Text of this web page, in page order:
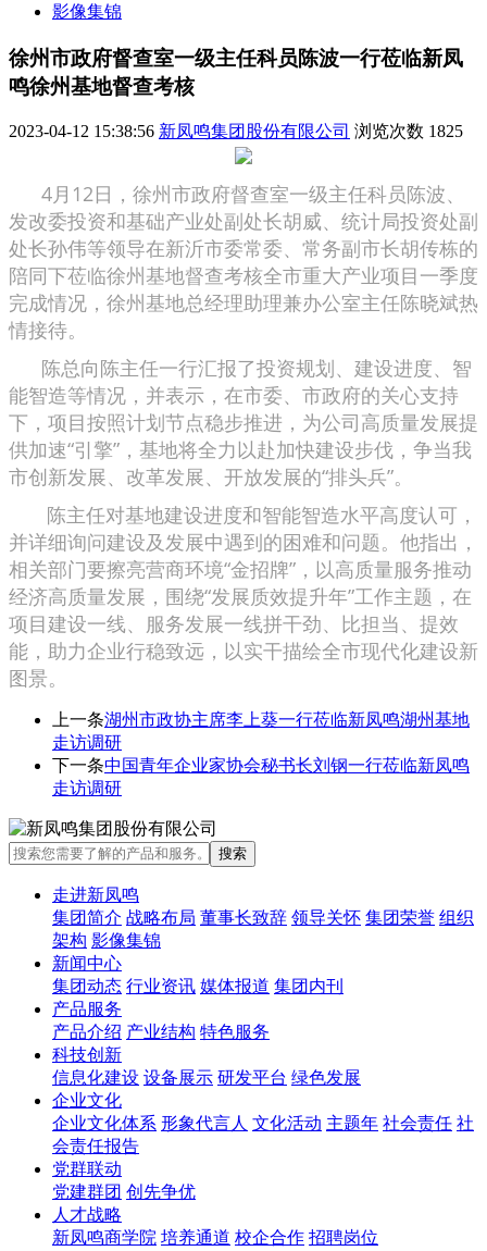
影像集锦
徐州市政府督查室一级主任科员陈波一行莅临新凤
鸣徐州基地督查考核
2023-04-12 15:38:56 新凤鸣集团股份有限公司 浏览次数 1825
4月12日，徐州市政府督查室一级主任科员陈波、
发改委投资和基础产业处副处长胡威、统计局投资处副
处长孙伟等领导在新沂市委常委、常务副市长胡传栋的
陪同下莅临徐州基地督查考核全市重大产业项目一季度
完成情况，徐州基地总经理助理兼办公室主任陈晓斌热
情接待。
陈总向陈主任一行汇报了投资规划、建设进度、智
能智造等情况，并表示，在市委、市政府的关心支持
下，项目按照计划节点稳步推进，为公司高质量发展提
供加速“引擎”，基地将全力以赴加快建设步伐，争当我
市创新发展、改革发展、开放发展的“排头兵”。
陈主任对基地建设进度和智能智造水平高度认可，
并详细询问建设及发展中遇到的困难和问题。他指出，
相关部门要擦亮营商环境“金招牌”，以高质量服务推动
经济高质量发展，围绕“发展质效提升年”工作主题，在
项目建设一线、服务发展一线拼干劲、比担当、提效
能，助力企业行稳致远，以实干描绘全市现代化建设新
图景。
上一条湖州市政协主席李上葵一行莅临新凤鸣湖州基地
走访调研
下一条中国青年企业家协会秘书长刘钢一行莅临新凤鸣
走访调研
走进新凤鸣
集团简介 战略布局 董事长致辞 领导关怀 集团荣誉 组织
架构 影像集锦
新闻中心
集团动态 行业资讯 媒体报道 集团内刊
产品服务
产品介绍 产业结构 特色服务
科技创新
信息化建设 设备展示 研发平台 绿色发展
企业文化
企业文化体系 形象代言人 文化活动 主题年 社会责任 社
会责任报告
党群联动
党建群团 创先争优
人才战略
新凤鸣商学院 培养通道 校企合作 招聘岗位